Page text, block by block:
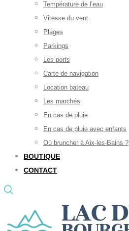
Température de l’eau
Vitesse du vent
Plages
Parkings
Les ports
Carte de navigation
Location bateau
Les marchés
En cas de pluie
En cas de pluie avec enfants
Où bruncher à Aix-les-Bains ?
BOUTIQUE
CONTACT